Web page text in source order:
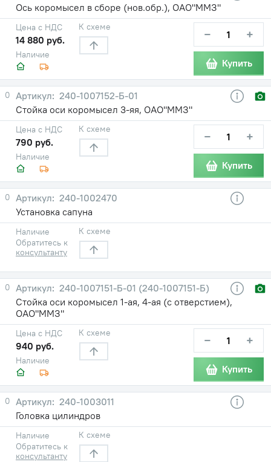
Ось коромысел в сборе (нов.обр.), ОАО"ММЗ"
Наличие
Цена с НДС
14 880 руб.
К схеме − +
Купить
0
240-1007152-Б-01
Стойка оси коромысел 3-яя, ОАО"ММЗ"
Наличие
Цена с НДС
790 руб.
К схеме − +
Купить
0
240-1002470
Установка сапуна
Наличие
Обратитесь к
консультанту
К схеме
0
240-1007151-Б-01 (240-1007151-Б)
Стойка оси коромысел 1-ая, 4-ая (с отверстием),
ОАО"ММЗ"
Наличие
Цена с НДС
940 руб.
К схеме − +
Купить
0
240-1003011
Головка цилиндров
Наличие
Обратитесь к
консультанту
К схеме